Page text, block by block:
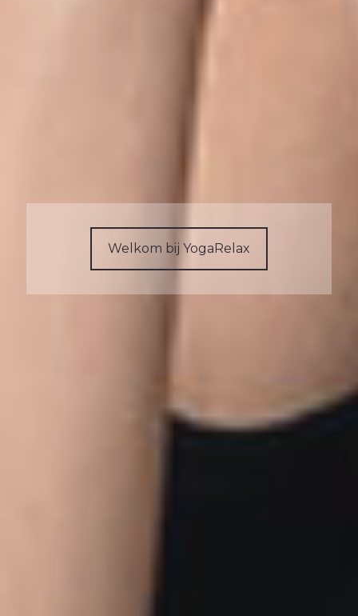
Welkom bij YogaRelax